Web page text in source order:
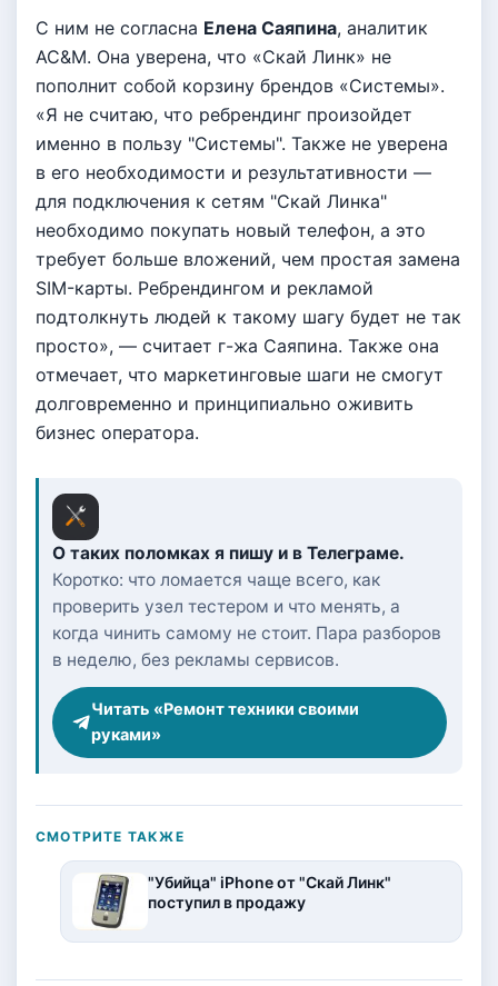
С ним не согласна Елена Саяпина, аналитик
AC&M. Она уверена, что «Скай Линк» не
пополнит собой корзину брендов «Системы».
«Я не считаю, что ребрендинг произойдет
именно в пользу "Системы". Также не уверена
в его необходимости и результативности —
для подключения к сетям "Скай Линка"
необходимо покупать новый телефон, а это
требует больше вложений, чем простая замена
SIM-карты. Ребрендингом и рекламой
подтолкнуть людей к такому шагу будет не так
просто», — считает г-жа Саяпина. Также она
отмечает, что маркетинговые шаги не смогут
долговременно и принципиально оживить
бизнес оператора.
О таких поломках я пишу и в Телеграме.
Коротко: что ломается чаще всего, как
проверить узел тестером и что менять, а
когда чинить самому не стоит. Пара разборов
в неделю, без рекламы сервисов.
Читать «Ремонт техники своими
руками»
СМОТРИТЕ ТАКЖЕ
"Убийца" iPhone от "Скай Линк"
поступил в продажу